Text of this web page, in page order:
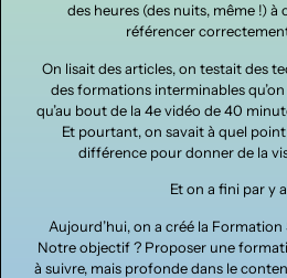
des heures (des nuits, même !)
référencer
On lisait des articles, on testait des
des formations interminables
qu’au bout de la 4e vidéo de 40
Et pourtant, on savait à quel
différence pour donner de la
Et on a fini par y
Aujourd’hui, on a créé la Formation
Notre objectif ? Proposer une
à suivre, mais profonde dans le